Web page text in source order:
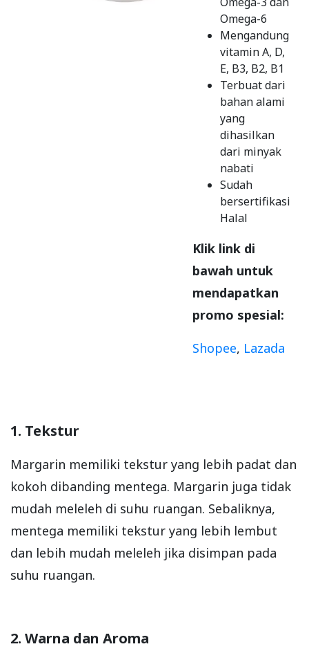
Omega-6
Mengandung
vitamin A, D,
E, B3, B2, B1
Terbuat dari
bahan alami
yang
dihasilkan
dari minyak
nabati
Sudah
bersertifikasi
Halal
Klik link di
bawah untuk
mendapatkan
promo spesial:
Shopee, Lazada
1. Tekstur
Margarin memiliki tekstur yang lebih padat dan
kokoh dibanding mentega. Margarin juga tidak
mudah meleleh di suhu ruangan. Sebaliknya,
mentega memiliki tekstur yang lebih lembut
dan lebih mudah meleleh jika disimpan pada
suhu ruangan.
2. Warna dan Aroma